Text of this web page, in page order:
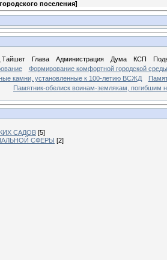
поселения]
Тайшет Глава Администрация Дума КСП
Формирование комфортной городской среды
камни, установленные к 100-летию ВСЖД
Памятник-обелиск воинам-землякам, погибшим
САДОВ [5]
СФЕРЫ [2]